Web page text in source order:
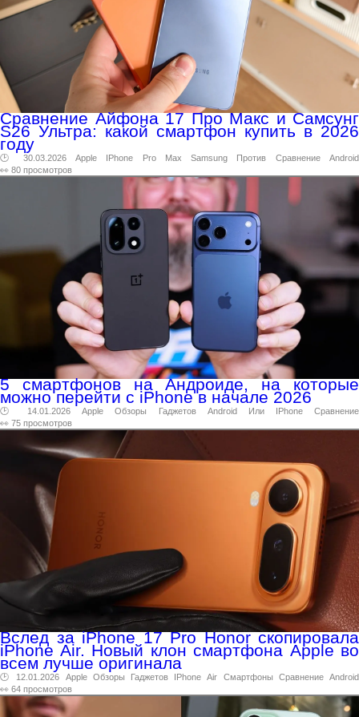
Сравнение Айфона 17 Про Макс и Самсунг
S26 Ультра: какой смартфон купить в 2026
году
🕑 30.03.2026 Apple IPhone Pro Max Samsung Против Сравнение
Android
👀 80 просмотров
5 смартфонов на Андроиде, на которые
можно перейти с iPhone в начале 2026
🕑 14.01.2026 Apple Обзоры Гаджетов Android Или IPhone
Сравнение
👀 75 просмотров
Вслед за iPhone 17 Pro Honor скопировала
iPhone Air. Новый клон смартфона Apple во
всем лучше оригинала
🕑 12.01.2026 Apple Обзоры Гаджетов IPhone Air Смартфоны Сравнение
Android
👀 64 просмотров